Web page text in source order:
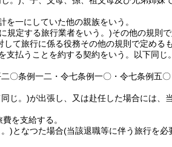
一にしていた他の親族をいう。
規定する旅行業者をいう。)その他の規則
して旅行に係る役務その他の規則で定める
支払うことを約する契約をいう。以下同じ
〇条例一二・令七条例一〇・令七条例五
じ。)が出張し、又は赴任した場合には、
を支給する。
)となつた場合(当該退職等に伴う旅行を必